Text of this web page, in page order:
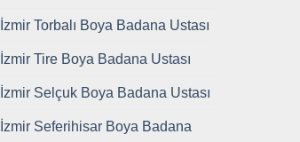
İzmir Torbalı Boya Badana Ustası
İzmir Tire Boya Badana Ustası
İzmir Selçuk Boya Badana Ustası
İzmir Seferihisar Boya Badana